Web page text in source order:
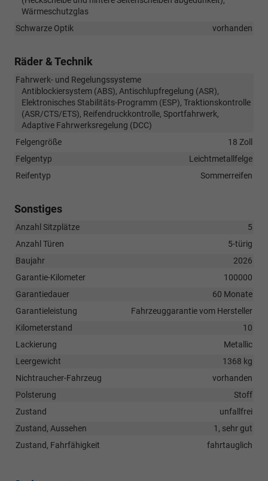
Wärmeschutzglas
Schwarze Optik
vorhanden
Räder & Technik
Fahrwerk- und Regelungssysteme
Antiblockiersystem (ABS), Antischlupfregelung (ASR),
Elektronisches Stabilitäts-Programm (ESP), Traktionskontrolle
(ASR/CTS/ETS), Reifendruckkontrolle, Sportfahrwerk,
Adaptive Fahrwerksregelung (DCC)
Felgengröße
18 Zoll
Felgentyp
Leichtmetallfelge
Reifentyp
Sommerreifen
Sonstiges
Anzahl Sitzplätze
5
Anzahl Türen
5-türig
Baujahr
2026
Garantie-Kilometer
100000
Garantiedauer
60 Monate
Garantieleistung
Fahrzeuggarantie vom Hersteller
Kilometerstand
10
Lackierung
Metallic
Leergewicht
1368 kg
Nichtraucher-Fahrzeug
vorhanden
Polsterung
Stoff
Zustand
unfallfrei
Zustand, Aussehen
1, sehr gut
Zustand, Fahrfähigkeit
fahrtauglich